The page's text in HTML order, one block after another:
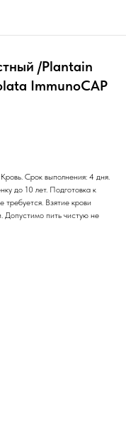
/Plantain
ImmunoCAP
Срок выполнения: 4 дня.
до 10 лет. Подготовка к
требуется. Взятие крови
Допустимо пить чистую не